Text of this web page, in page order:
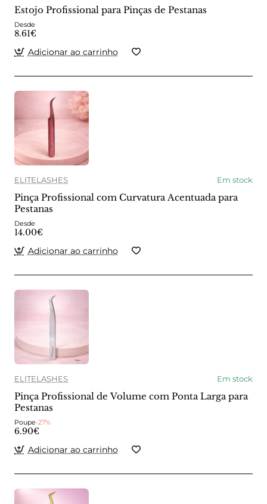
Estojo Profissional para Pinças de Pestanas
Desde
8.61€
Adicionar ao carrinho
ELITELASHES Em stock
Pinça Profissional com Curvatura Acentuada para
Pestanas
Desde
14.00€
Adicionar ao carrinho
ELITELASHES Em stock
Pinça Profissional de Volume com Ponta Larga para
Pestanas
Poupe-27%
6.90€
Adicionar ao carrinho